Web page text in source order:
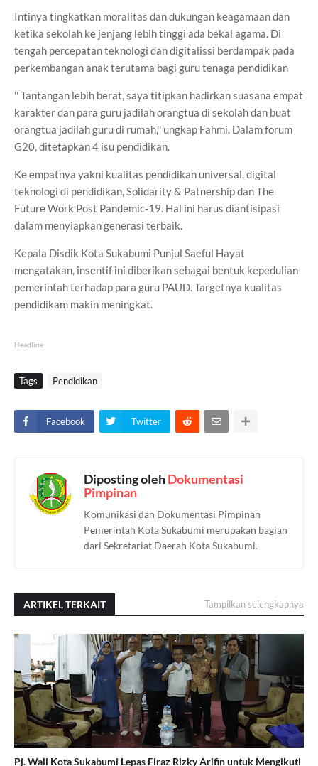
Intinya tingkatkan moralitas dan dukungan keagamaan dan
ketika sekolah ke jenjang lebih tinggi ada bekal agama. Di
tengah percepatan teknologi dan digitalissi berdampak pada
perkembangan anak terutama bagi guru tenaga pendidikan
'' Tantangan lebih berat, saya titipkan hadirkan suasana empat
karakter dan para guru jadilah orangtua di sekolah dan buat
orangtua jadilah guru di rumah,'' ungkap Fahmi. Dalam forum
G20, ditetapkan 4 isu pendidikan.
Ke empatnya yakni kualitas pendidikan universal, digital
teknologi di pendidikan, Solidarity & Patnership dan The
Future Work Post Pandemic-19. Hal ini harus diantisipasi
dalam menyiapkan generasi terbaik.
Kepala Disdik Kota Sukabumi Punjul Saeful Hayat
mengatakan, insentif ini diberikan sebagai bentuk kepedulian
pemerintah terhadap para guru PAUD. Targetnya kualitas
pendidikam makin meningkat.
Headline
Tags Pendidikan
Facebook Twitter
Diposting olehDokumentasi
Pimpinan
Komunikasi dan Dokumentasi Pimpinan
Pemerintah Kota Sukabumi merupakan bagian
dari Sekretariat Daerah Kota Sukabumi.
ARTIKEL TERKAIT Tampilkan selengkapnya
Pj. Wali Kota Sukabumi Lepas Firaz Rizky Arifin untuk Mengikuti